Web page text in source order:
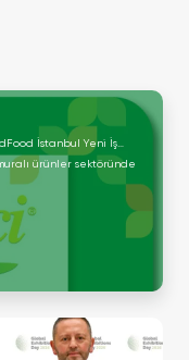
İstanbul Yeni İş
Sunuyor"
ürünler sektöründe